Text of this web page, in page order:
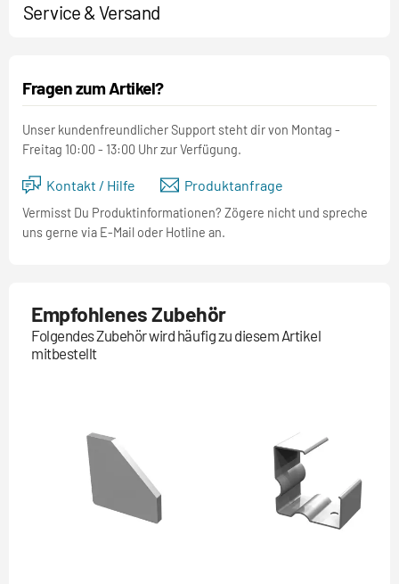
Service & Versand
Fragen zum Artikel?
Unser kundenfreundlicher Support steht dir von Montag -
Freitag 10:00 - 13:00 Uhr zur Verfügung.
Kontakt / Hilfe Produktanfrage
Vermisst Du Produktinformationen? Zögere nicht und spreche
uns gerne via E-Mail oder Hotline an.
Empfohlenes Zubehör
Folgendes Zubehör wird häufig zu diesem Artikel
mitbestellt